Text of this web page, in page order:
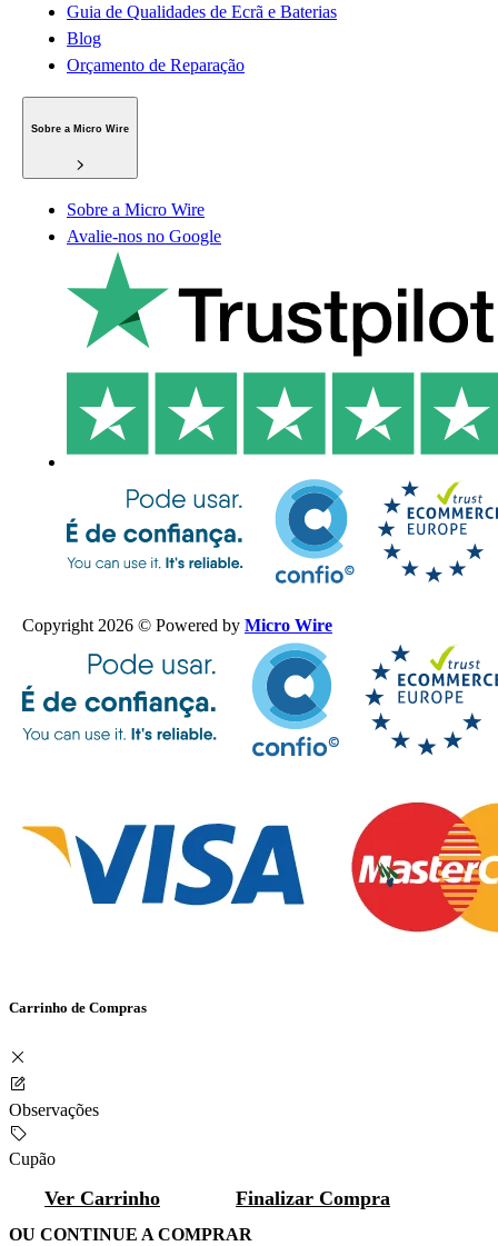
Guia de Qualidades de Ecrã e Baterias
Blog
Orçamento de Reparação
Sobre a Micro Wire
Sobre a Micro Wire
Avalie-nos no Google
Copyright 2026 © Powered by Micro Wire
Carrinho de Compras
Observações
Cupão
Ver Carrinho Finalizar Compra
OU CONTINUE A COMPRAR